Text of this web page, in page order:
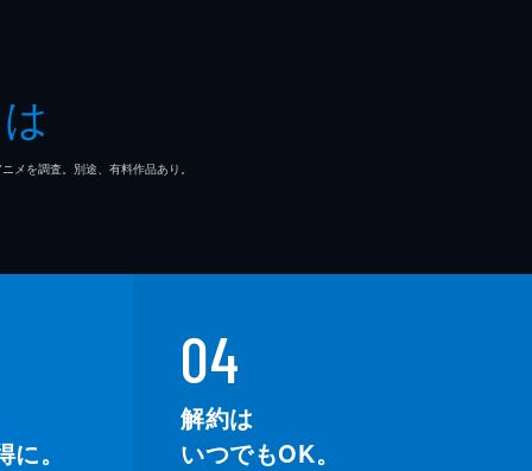
を調査。別途、有料作品あり。
。
04
解約は
いつでもOK。